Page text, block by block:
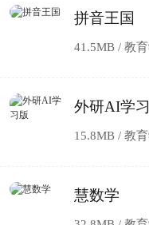
拼音王国
41.5MB / 教
外研AI学
15.8MB / 教
慧数学